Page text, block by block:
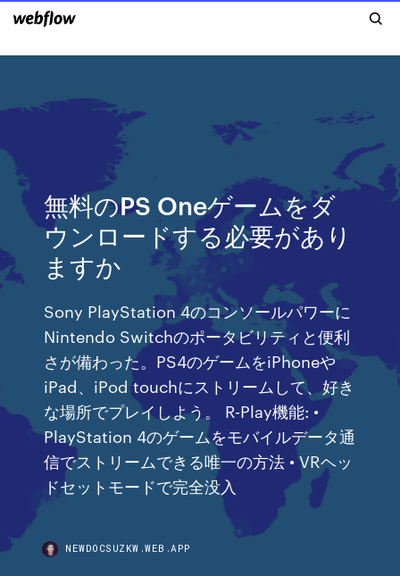
無料のPS Oneゲームをダ
ウンロードする必要があり
ますか
‎Sony PlayStation 4のコンソールパワーに
Nintendo Switchのポータビリティと便利
さが備わった。PS4のゲームをiPhoneや
iPad、iPod touchにストリームして、好き
な場所でプレイしよう。 R-Play機能: •
PlayStation 4のゲームをモバイルデータ通
信でストリームできる唯一の方法 • VRヘッ
ドセットモードで完全没入
NEWDOCSUZKW.WEB.APP